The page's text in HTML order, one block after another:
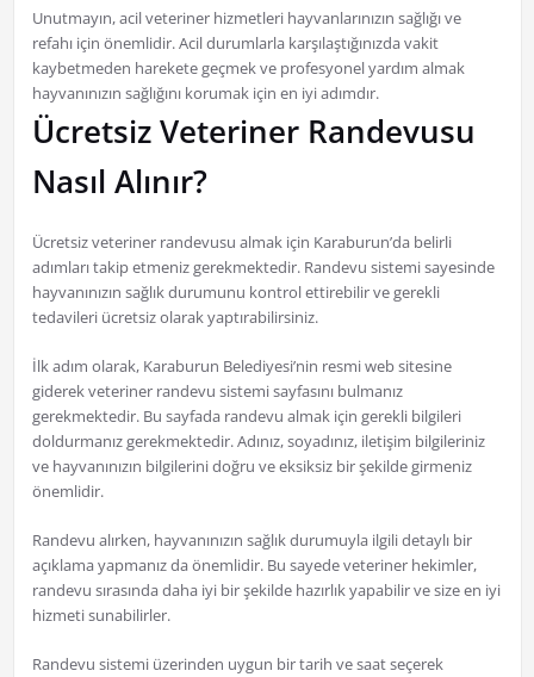
Unutmayın, acil veteriner hizmetleri hayvanlarınızın sağlığı ve
refahı için önemlidir. Acil durumlarla karşılaştığınızda vakit
kaybetmeden harekete geçmek ve profesyonel yardım almak
hayvanınızın sağlığını korumak için en iyi adımdır.
Ücretsiz Veteriner Randevusu
Nasıl Alınır?
Ücretsiz veteriner randevusu almak için Karaburun’da belirli
adımları takip etmeniz gerekmektedir. Randevu sistemi sayesinde
hayvanınızın sağlık durumunu kontrol ettirebilir ve gerekli
tedavileri ücretsiz olarak yaptırabilirsiniz.
İlk adım olarak, Karaburun Belediyesi’nin resmi web sitesine
giderek veteriner randevu sistemi sayfasını bulmanız
gerekmektedir. Bu sayfada randevu almak için gerekli bilgileri
doldurmanız gerekmektedir. Adınız, soyadınız, iletişim bilgileriniz
ve hayvanınızın bilgilerini doğru ve eksiksiz bir şekilde girmeniz
önemlidir.
Randevu alırken, hayvanınızın sağlık durumuyla ilgili detaylı bir
açıklama yapmanız da önemlidir. Bu sayede veteriner hekimler,
randevu sırasında daha iyi bir şekilde hazırlık yapabilir ve size en iyi
hizmeti sunabilirler.
Randevu sistemi üzerinden uygun bir tarih ve saat seçerek